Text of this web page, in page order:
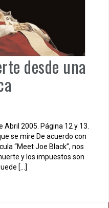
desde una
Abril 2005. Página 12 y 13.
se mire De acuerdo con
“Meet Joe Black”, nos
y los impuestos son
[…]